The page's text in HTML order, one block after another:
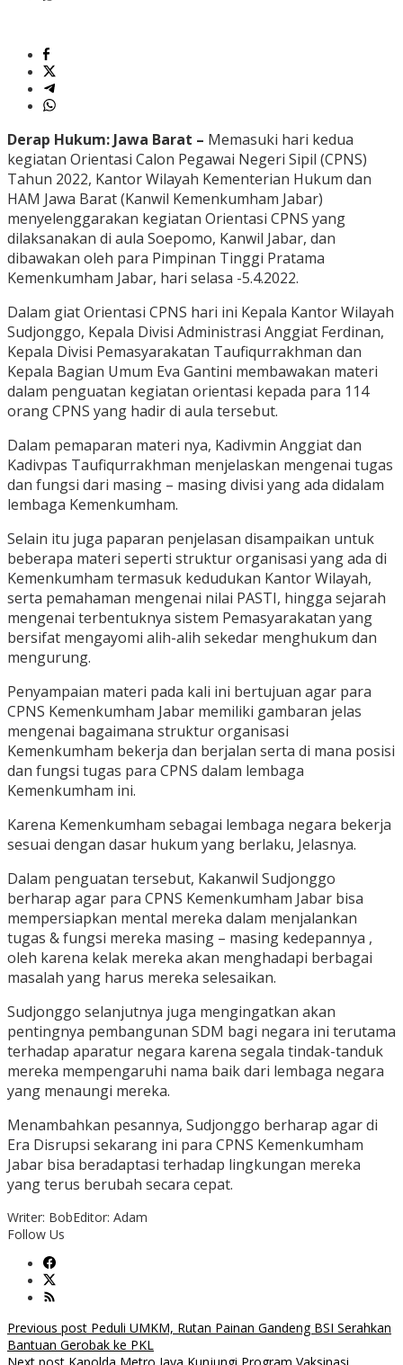
Derap Hukum: Jawa Barat – Memasuki hari kedua
kegiatan Orientasi Calon Pegawai Negeri Sipil (CPNS)
Tahun 2022, Kantor Wilayah Kementerian Hukum dan
HAM Jawa Barat (Kanwil Kemenkumham Jabar)
menyelenggarakan kegiatan Orientasi CPNS yang
dilaksanakan di aula Soepomo, Kanwil Jabar, dan
dibawakan oleh para Pimpinan Tinggi Pratama
Kemenkumham Jabar, hari selasa -5.4.2022.
Dalam giat Orientasi CPNS hari ini Kepala Kantor Wilayah
Sudjonggo, Kepala Divisi Administrasi Anggiat Ferdinan,
Kepala Divisi Pemasyarakatan Taufiqurrakhman dan
Kepala Bagian Umum Eva Gantini membawakan materi
dalam penguatan kegiatan orientasi kepada para 114
orang CPNS yang hadir di aula tersebut.
Dalam pemaparan materi nya, Kadivmin Anggiat dan
Kadivpas Taufiqurrakhman menjelaskan mengenai tugas
dan fungsi dari masing – masing divisi yang ada didalam
lembaga Kemenkumham.
Selain itu juga paparan penjelasan disampaikan untuk
beberapa materi seperti struktur organisasi yang ada di
Kemenkumham termasuk kedudukan Kantor Wilayah,
serta pemahaman mengenai nilai PASTI, hingga sejarah
mengenai terbentuknya sistem Pemasyarakatan yang
bersifat mengayomi alih-alih sekedar menghukum dan
mengurung.
Penyampaian materi pada kali ini bertujuan agar para
CPNS Kemenkumham Jabar memiliki gambaran jelas
mengenai bagaimana struktur organisasi
Kemenkumham bekerja dan berjalan serta di mana posisi
dan fungsi tugas para CPNS dalam lembaga
Kemenkumham ini.
Karena Kemenkumham sebagai lembaga negara bekerja
sesuai dengan dasar hukum yang berlaku, Jelasnya.
Dalam penguatan tersebut, Kakanwil Sudjonggo
berharap agar para CPNS Kemenkumham Jabar bisa
mempersiapkan mental mereka dalam menjalankan
tugas & fungsi mereka masing – masing kedepannya ,
oleh karena kelak mereka akan menghadapi berbagai
masalah yang harus mereka selesaikan.
Sudjonggo selanjutnya juga mengingatkan akan
pentingnya pembangunan SDM bagi negara ini terutama
terhadap aparatur negara karena segala tindak-tanduk
mereka mempengaruhi nama baik dari lembaga negara
yang menaungi mereka.
Menambahkan pesannya, Sudjonggo berharap agar di
Era Disrupsi sekarang ini para CPNS Kemenkumham
Jabar bisa beradaptasi terhadap lingkungan mereka
yang terus berubah secara cepat.
Writer: BobEditor: Adam
Follow Us
Post
Previous post Peduli UMKM, Rutan Painan Gandeng BSI Serahkan
Bantuan Gerobak ke PKL